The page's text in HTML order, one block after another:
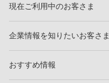
現在ご利用中のお客さま
企業情報を知りたいお客さま
おすすめ情報